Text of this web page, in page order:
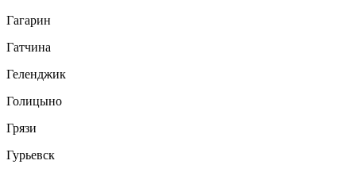
Гагарин
Гатчина
Геленджик
Голицыно
Грязи
Гурьевск